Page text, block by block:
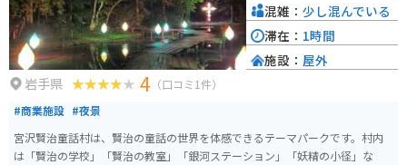
ら遠野市内へのアクセスも良く、観光拠点としても便利です。広い駐車場が
あるので、ゆったりと休憩することができます。周辺道路は走りやすく、景
色も良いので、ツーリングにもおすすめです。
岩手県 4 （口コミ1件）
#商業施設 #夜景
宮沢賢治童話村は、賢治の童話の世界を体感できるテーマパークです。村内
は「賢治の学校」「賢治の教室」「銀河ステーション」「妖精の小径」な
混雑： 少し混んでいる
滞在： 1時間
施設： 屋外